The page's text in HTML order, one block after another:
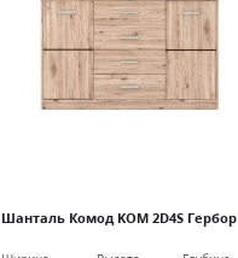
Шанталь Комод KOM 2D4S Гербор